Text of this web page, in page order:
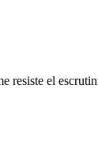
resiste el